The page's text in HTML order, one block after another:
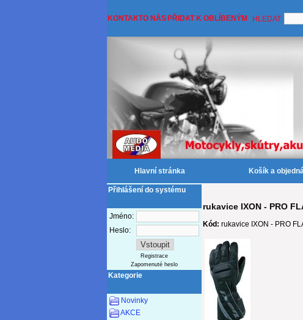
KONTAKTO NÁS PŘIDAT K OBLÍBENÝM HLEDAT:
Hlavní stránka Košík a
Přihlášení do systému
Jméno:
Heslo:
Registrace
Zapomenuté heslo
Kategorie
Novinky
AKCE
rukavice IXON - PRO
Kód: rukavice IXON - PRO